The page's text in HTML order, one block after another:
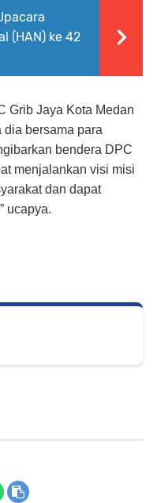
(HAN) ke 42
Grib Jaya Kota Medan
dia bersama para
bendera DPC
menjalankan visi misi
dan dapat
ucapya.